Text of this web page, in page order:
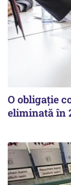
O obligație
eliminată în